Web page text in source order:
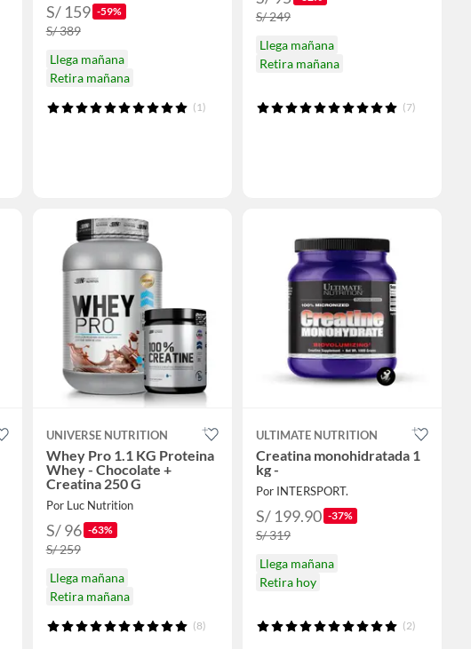
S/ 159 -59%
S/ 389
Llega mañana
Retira mañana
(1)
S/ 249
Llega mañana
Retira mañana
(7)
UNIVERSE NUTRITION
Whey Pro 1.1 KG Proteina
Whey - Chocolate +
Creatina 250 G
Por Luc Nutrition
S/ 96 -63%
S/ 259
Llega mañana
Retira mañana
(8)
ULTIMATE NUTRITION
Creatina monohidratada 1
kg -
Por INTERSPORT.
S/ 199.90 -37%
S/ 319
Llega mañana
Retira hoy
(2)